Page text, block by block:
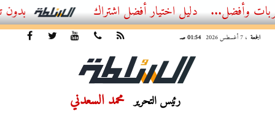
أفضل اشتراك IPTV بدون تقطيع 2026 – دليل المشاهد العصري
الجمعة ، 7 أغسطس 2026 01:54 صـ
رئيس التحرير محمد السعدني